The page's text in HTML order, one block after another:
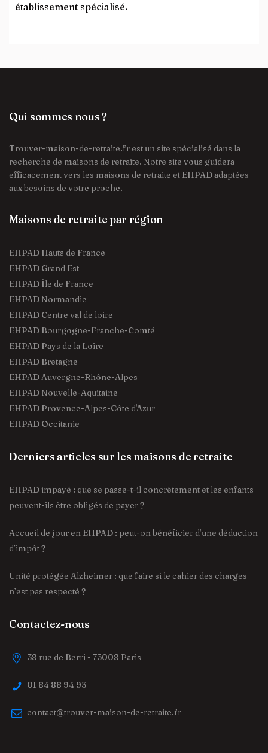
établissement spécialisé.
Qui sommes nous ?
Trouver-maison-de-retraite.fr est un site spécialisé dans la
recherche de maisons de retraite. Notre site vous guidera
efficacement vers les maisons de retraite et EHPAD adaptées
aux besoins de votre proche.
Maisons de retraite par région
EHPAD Hauts de France
EHPAD Grand Est
EHPAD Île de France
EHPAD Normandie
EHPAD Centre val de loire
EHPAD Bourgogne-Franche-Comté
EHPAD Pays de la Loire
EHPAD Bretagne
EHPAD Auvergne-Rhône-Alpes
EHPAD Nouvelle-Aquitaine
EHPAD Provence-Alpes-Côte d'Azur
EHPAD Occitanie
Derniers articles sur les maisons de retraite
EHPAD impayé : que se passe-t-il concrètement et les enfants
peuvent-ils être obligés de payer ?
Accueil de jour en EHPAD : peut-on bénéficier d’une déduction
d’impôt ?
Unité protégée Alzheimer : que faire si le cahier des charges
n’est pas respecté ?
Contactez-nous
38 rue de Berri - 75008 Paris
01 84 88 94 93
contact@trouver-maison-de-retraite.fr